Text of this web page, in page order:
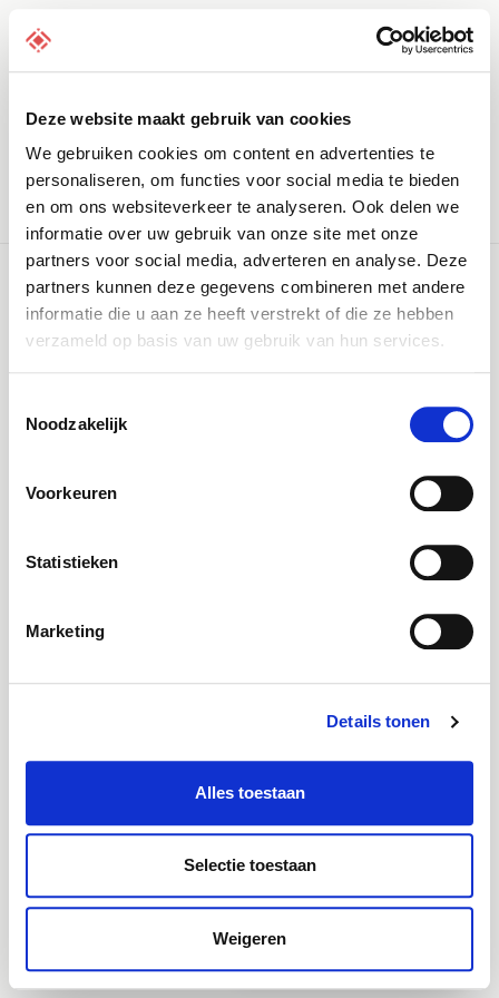
Deze website maakt gebruik van cookies
We gebruiken cookies om content en advertenties te
personaliseren, om functies voor social media te bieden
en om ons websiteverkeer te analyseren. Ook delen we
informatie over uw gebruik van onze site met onze
partners voor social media, adverteren en analyse. Deze
partners kunnen deze gegevens combineren met andere
informatie die u aan ze heeft verstrekt of die ze hebben
verzameld op basis van uw gebruik van hun services.
Noodzakelijk
Voorkeuren
Statistieken
Marketing
Details tonen
Alles toestaan
Selectie toestaan
Weigeren
Domein Hosting Overzicht
Registreer domein
Zoek
Stel een vraag aan ons